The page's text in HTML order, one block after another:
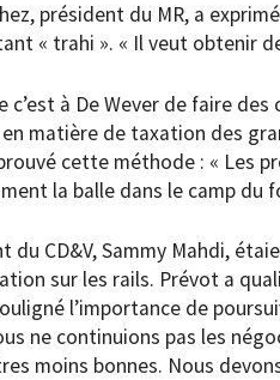
président du MR, a
« trahi ». « Il veut obtenir
c’est à De Wever de faire
matière de taxation des
cette méthode : « Les
la balle dans le camp du
du CD&V, Sammy Mahdi,
sur les rails. Prévot a
l’importance de
ne continuions pas les
moins bonnes. Nous